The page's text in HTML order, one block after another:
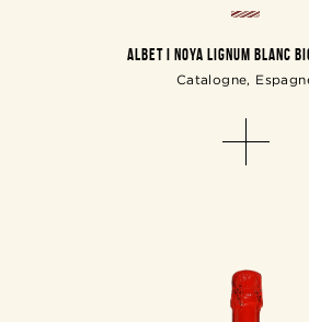
ALBET I NOYA LIGNUM BLANC
Catalogne,